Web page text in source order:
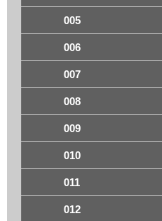
005
006
007
008
009
010
011
012